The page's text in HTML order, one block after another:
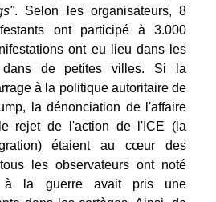
. Selon les organisateurs, 8
ont participé à 3.000
ont eu lieu dans les
de petites villes.
Si la
à la politique autoritaire de
la dénonciation de l'affaire
rejet de l'action de l'ICE (la
étaient au cœur des
les observateurs ont noté
à la guerre avait pris une